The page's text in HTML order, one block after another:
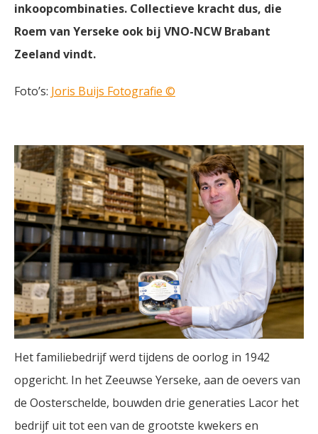
inkoopcombinaties. Collectieve kracht dus, die
Roem van Yerseke ook bij VNO-NCW Brabant
Zeeland vindt.
Foto’s: Joris Buijs Fotografie ©
Het familiebedrijf werd tijdens de oorlog in 1942
opgericht. In het Zeeuwse Yerseke, aan de oevers van
de Oosterschelde, bouwden drie generaties Lacor het
bedrijf uit tot een van de grootste kwekers en